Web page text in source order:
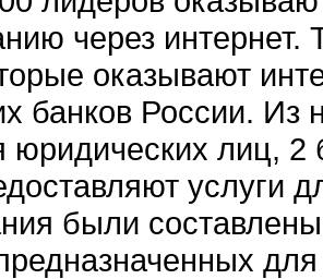
через интернет.
оказывают
банков России. Из
юридических лиц, 2
услуги
были